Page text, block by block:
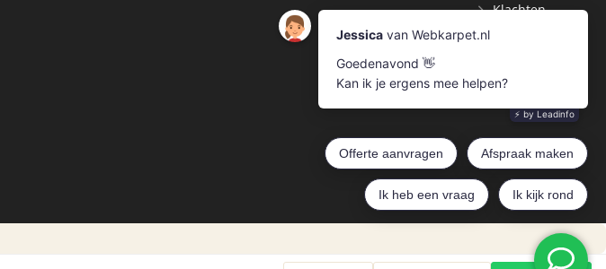
Klachten
Contact
Mijn Account